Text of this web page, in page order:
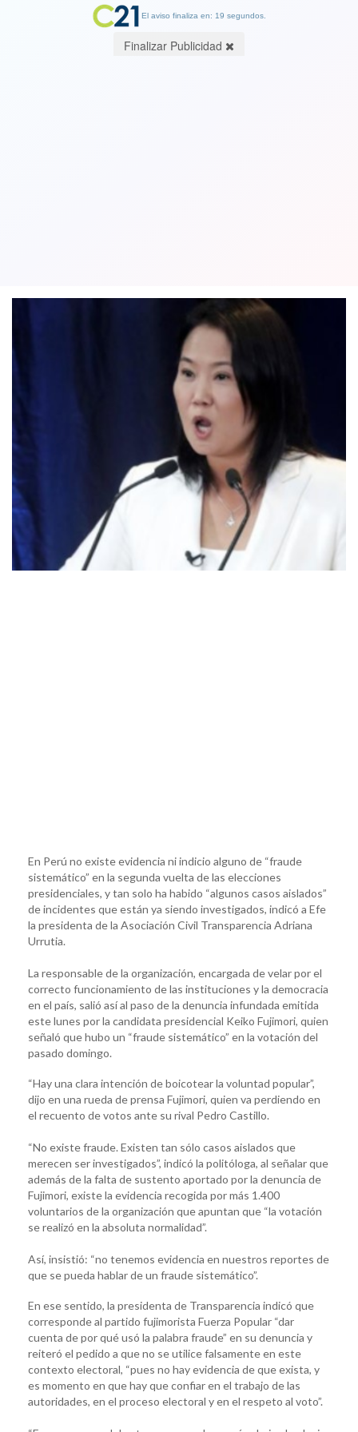
En Perú no existe evidencia ni indicio alguno de “fraude
sistemático” en la segunda vuelta de las elecciones
presidenciales, y tan solo ha habido “algunos casos aislados”
de incidentes que están ya siendo investigados, indicó a Efe
la presidenta de la Asociación Civil Transparencia Adriana
Urrutia.
La responsable de la organización, encargada de velar por el
correcto funcionamiento de las instituciones y la democracia
en el país, salió así al paso de la denuncia infundada emitida
este lunes por la candidata presidencial Keiko Fujimori, quien
señaló que hubo un “fraude sistemático” en la votación del
pasado domingo.
“Hay una clara intención de boicotear la voluntad popular”,
dijo en una rueda de prensa Fujimori, quien va perdiendo en
el recuento de votos ante su rival Pedro Castillo.
“No existe fraude. Existen tan sólo casos aislados que
merecen ser investigados”, indicó la politóloga, al señalar que
además de la falta de sustento aportado por la denuncia de
Fujimori, existe la evidencia recogida por más 1.400
voluntarios de la organización que apuntan que “la votación
se realizó en la absoluta normalidad”.
Así, insistió: “no tenemos evidencia en nuestros reportes de
que se pueda hablar de un fraude sistemático”.
En ese sentido, la presidenta de Transparencia indicó que
corresponde al partido fujimorista Fuerza Popular “dar
cuenta de por qué usó la palabra fraude” en su denuncia y
reiteró el pedido a que no se utilice falsamente en este
contexto electoral, “pues no hay evidencia de que exista, y
es momento en que hay que confiar en el trabajo de las
autoridades, en el proceso electoral y en el respeto al voto”.
El aviso finaliza en: 19 segundos.
Finalizar Publicidad